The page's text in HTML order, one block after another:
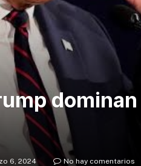
6, 2024 No hay comentarios